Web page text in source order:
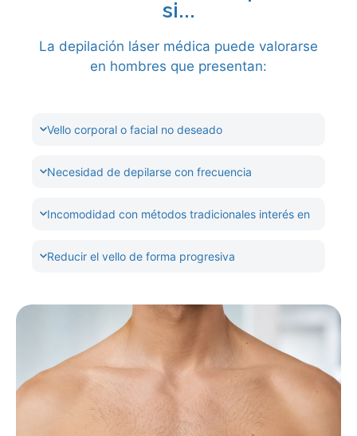
si...
La depilación láser médica puede valorarse
en hombres que presentan:
Vello corporal o facial no deseado
Necesidad de depilarse con frecuencia
Incomodidad con métodos tradicionales interés en
Reducir el vello de forma progresiva